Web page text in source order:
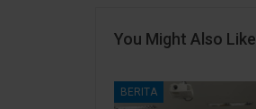
You Might Also Like
BERITA